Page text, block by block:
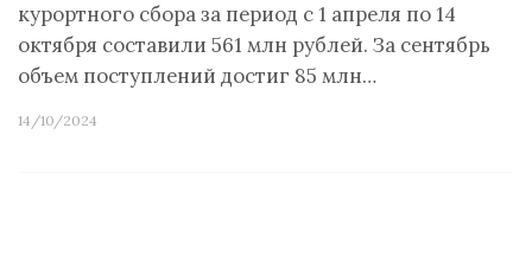
курортного сбора за период с 1 апреля по 14
октября составили 561 млн рублей. За сентябрь
объем поступлений достиг 85 млн…
14/10/2024